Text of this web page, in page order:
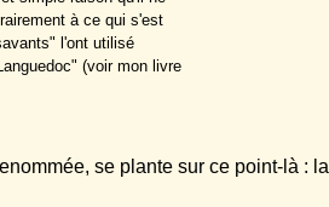
à ce qui s'est
l'ont utilisé
(voir mon livre
se plante sur ce point-là : la